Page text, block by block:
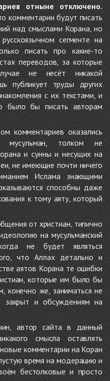
отныне отключено.
комментарии будут писать
над смыслами Корана, но
сегменте на
писать про какие-то
переводов, за которые
не несёт никакой
публикует труды других
с их текстами, и
было бы писать авторам
комментариев оказались
мусульман, толком не
и сунны и несущих на
не имеющие почти ничего
Ислама знающими
способны даже
к тому аяту, который
от христиан, типично
на мусульманский
не будет являться
что Аллах детально и
аятов Корана те ошибки
которые им было бы
конечно же, заниматься не
закрыт и обсуждениям на
автор сайта в данный
смысла оставлять
комментарии на Коран
время на модерацию и
бестолковые и просто